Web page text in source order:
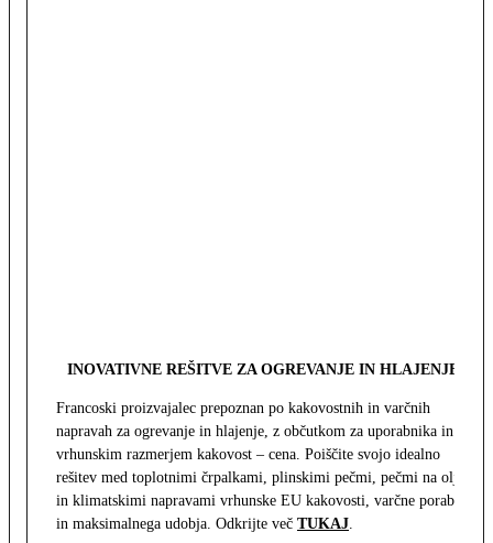
INOVATIVNE REŠITVE ZA OGREVANJE IN HLAJENJE
Francoski proizvajalec prepoznan po kakovostnih in varčnih
napravah za ogrevanje in hlajenje, z občutkom za uporabnika in z
vrhunskim razmerjem kakovost – cena. Poiščite svojo idealno
rešitev med toplotnimi črpalkami, plinskimi pečmi, pečmi na olje
in klimatskimi napravami vrhunske EU kakovosti, varčne porabe
in maksimalnega udobja. Odkrijte več TUKAJ.